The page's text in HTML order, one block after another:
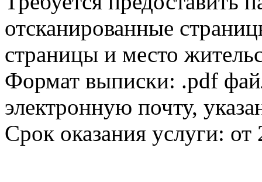
отсканированные
страницы и место
Формат выписки: .pdf
электронную почту,
Срок оказания услуги: от